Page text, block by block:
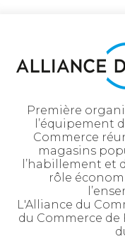
Première
l’équipement
Commerce
magasins
l’habillement et
rôle
L'Alliance du
du Commerce de